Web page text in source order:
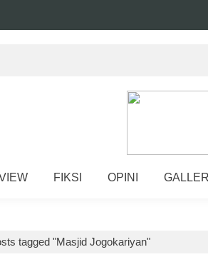
FIKSI OPINI
tagged "Masjid Jogokariyan"